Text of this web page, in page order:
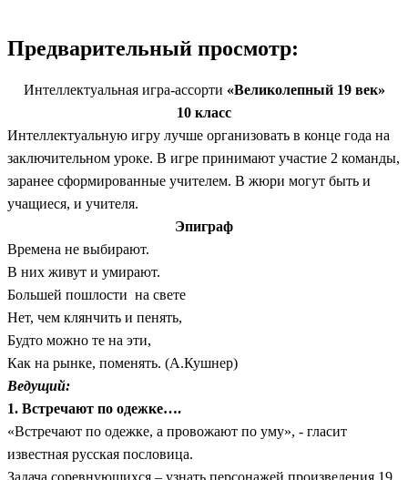
Предварительный просмотр:
Интеллектуальная игра-ассорти «Великолепный 19 век»
10 класс
Интеллектуальную игру лучше организовать в конце года на
заключительном уроке. В игре принимают участие 2 команды,
заранее сформированные учителем. В жюри могут быть и
учащиеся, и учителя.
Эпиграф
Времена не выбирают.
В них живут и умирают.
Большей пошлости на свете
Нет, чем клянчить и пенять,
Будто можно те на эти,
Как на рынке, поменять. (А.Кушнер)
Ведущий:
1. Встречают по одежке….
«Встречают по одежке, а провожают по уму», - гласит
известная русская пословица.